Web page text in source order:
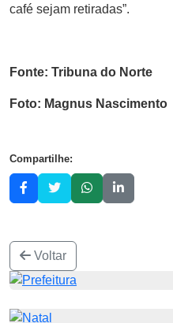
café sejam retiradas”.
Fonte: Tribuna do Norte
Foto: Magnus Nascimento
Compartilhe:
Voltar